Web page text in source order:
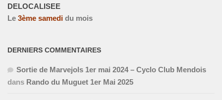
DELOCALISEE
Le 3ème samedi du mois
DERNIERS COMMENTAIRES
Sortie de Marvejols 1er mai 2024 – Cyclo Club Mendois
dans Rando du Muguet 1er Mai 2025